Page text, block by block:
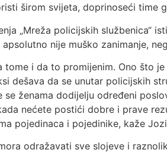
širom svijeta, doprinoseći time
„Mreža policijskih službenica“
apsolutno nije muško zanimanje,
tome i da to promijenim. Ono što
dešava da se unutar policijskih
ženama dodijelju određeni
nećete postići dobre i prave
pojedinaca i pojedinike, kaže
odražavati sve slojeve i